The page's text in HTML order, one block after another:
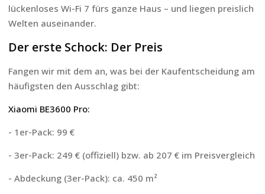
lückenloses Wi-Fi 7 fürs ganze Haus – und liegen preislich
Welten auseinander.
Der erste Schock: Der Preis
Fangen wir mit dem an, was bei der Kaufentscheidung am
häufigsten den Ausschlag gibt:
Xiaomi BE3600 Pro:
- 1er-Pack: 99 €
- 3er-Pack: 249 € (offiziell) bzw. ab 207 € im Preisvergleich
- Abdeckung (3er-Pack): ca. 450 m²